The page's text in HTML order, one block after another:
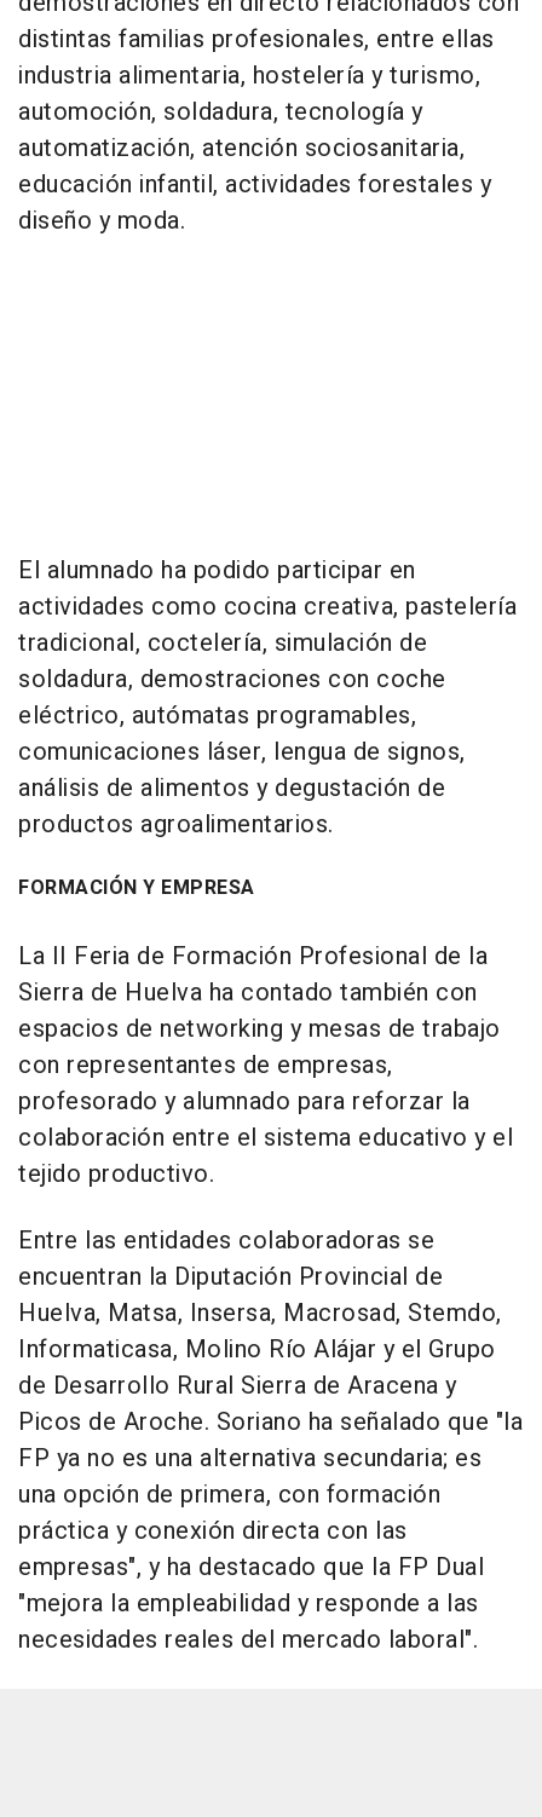
distintas familias profesionales, entre ellas
industria alimentaria, hostelería y turismo,
automoción, soldadura, tecnología y
automatización, atención sociosanitaria,
educación infantil, actividades forestales y
diseño y moda.
El alumnado ha podido participar en
actividades como cocina creativa, pastelería
tradicional, coctelería, simulación de
soldadura, demostraciones con coche
eléctrico, autómatas programables,
comunicaciones láser, lengua de signos,
análisis de alimentos y degustación de
productos agroalimentarios.
FORMACIÓN Y EMPRESA
La II Feria de Formación Profesional de la
Sierra de Huelva ha contado también con
espacios de networking y mesas de trabajo
con representantes de empresas,
profesorado y alumnado para reforzar la
colaboración entre el sistema educativo y el
tejido productivo.
Entre las entidades colaboradoras se
encuentran la Diputación Provincial de
Huelva, Matsa, Insersa, Macrosad, Stemdo,
Informaticasa, Molino Río Alájar y el Grupo
de Desarrollo Rural Sierra de Aracena y
Picos de Aroche. Soriano ha señalado que "la
FP ya no es una alternativa secundaria; es
una opción de primera, con formación
práctica y conexión directa con las
empresas", y ha destacado que la FP Dual
"mejora la empleabilidad y responde a las
necesidades reales del mercado laboral".